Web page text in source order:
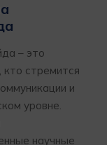
– это
кто стремится
и
уровне.
научные